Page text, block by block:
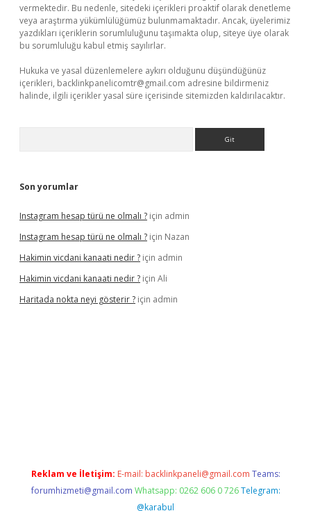
vermektedir. Bu nedenle, sitedeki içerikleri proaktif olarak denetleme
veya araştırma yükümlülüğümüz bulunmamaktadır. Ancak, üyelerimiz
yazdıkları içeriklerin sorumluluğunu taşımakta olup, siteye üye olarak
bu sorumluluğu kabul etmiş sayılırlar.
Hukuka ve yasal düzenlemelere aykırı olduğunu düşündüğünüz
içerikleri, backlinkpanelicomtr@gmail.com adresine bildirmeniz
halinde, ilgili içerikler yasal süre içerisinde sitemizden kaldırılacaktır.
Son yorumlar
Instagram hesap türü ne olmalı ? için admin
Instagram hesap türü ne olmalı ? için Nazan
Hakimin vicdani kanaati nedir ? için admin
Hakimin vicdani kanaati nedir ? için Ali
Haritada nokta neyi gösterir ? için admin
Reklam ve İletişim: E-mail: backlinkpaneli@gmail.com Teams:
forumhizmeti@gmail.com Whatsapp: 0262 606 0 726 Telegram:
@karabul